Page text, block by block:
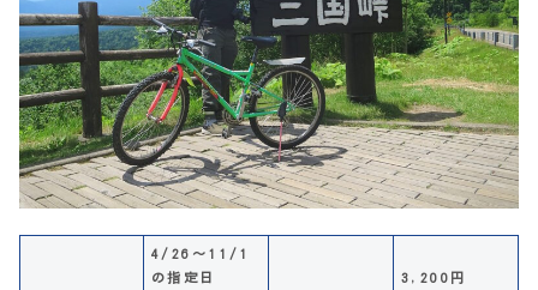
4/26～11/1
の指定日
3,200円